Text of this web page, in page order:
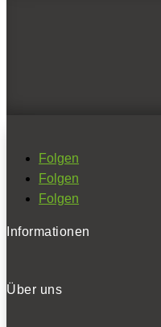
Folgen
Folgen
Folgen
Informationen
Über uns